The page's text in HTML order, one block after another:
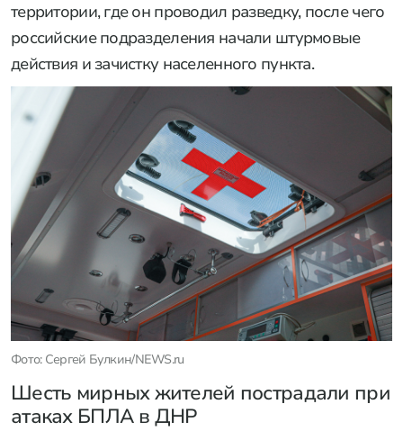
территории, где он проводил разведку, после чего
российские подразделения начали штурмовые
действия и зачистку населенного пункта.
Фото: Сергей Булкин/NEWS.ru
Шесть мирных жителей пострадали при
атаках БПЛА в ДНР